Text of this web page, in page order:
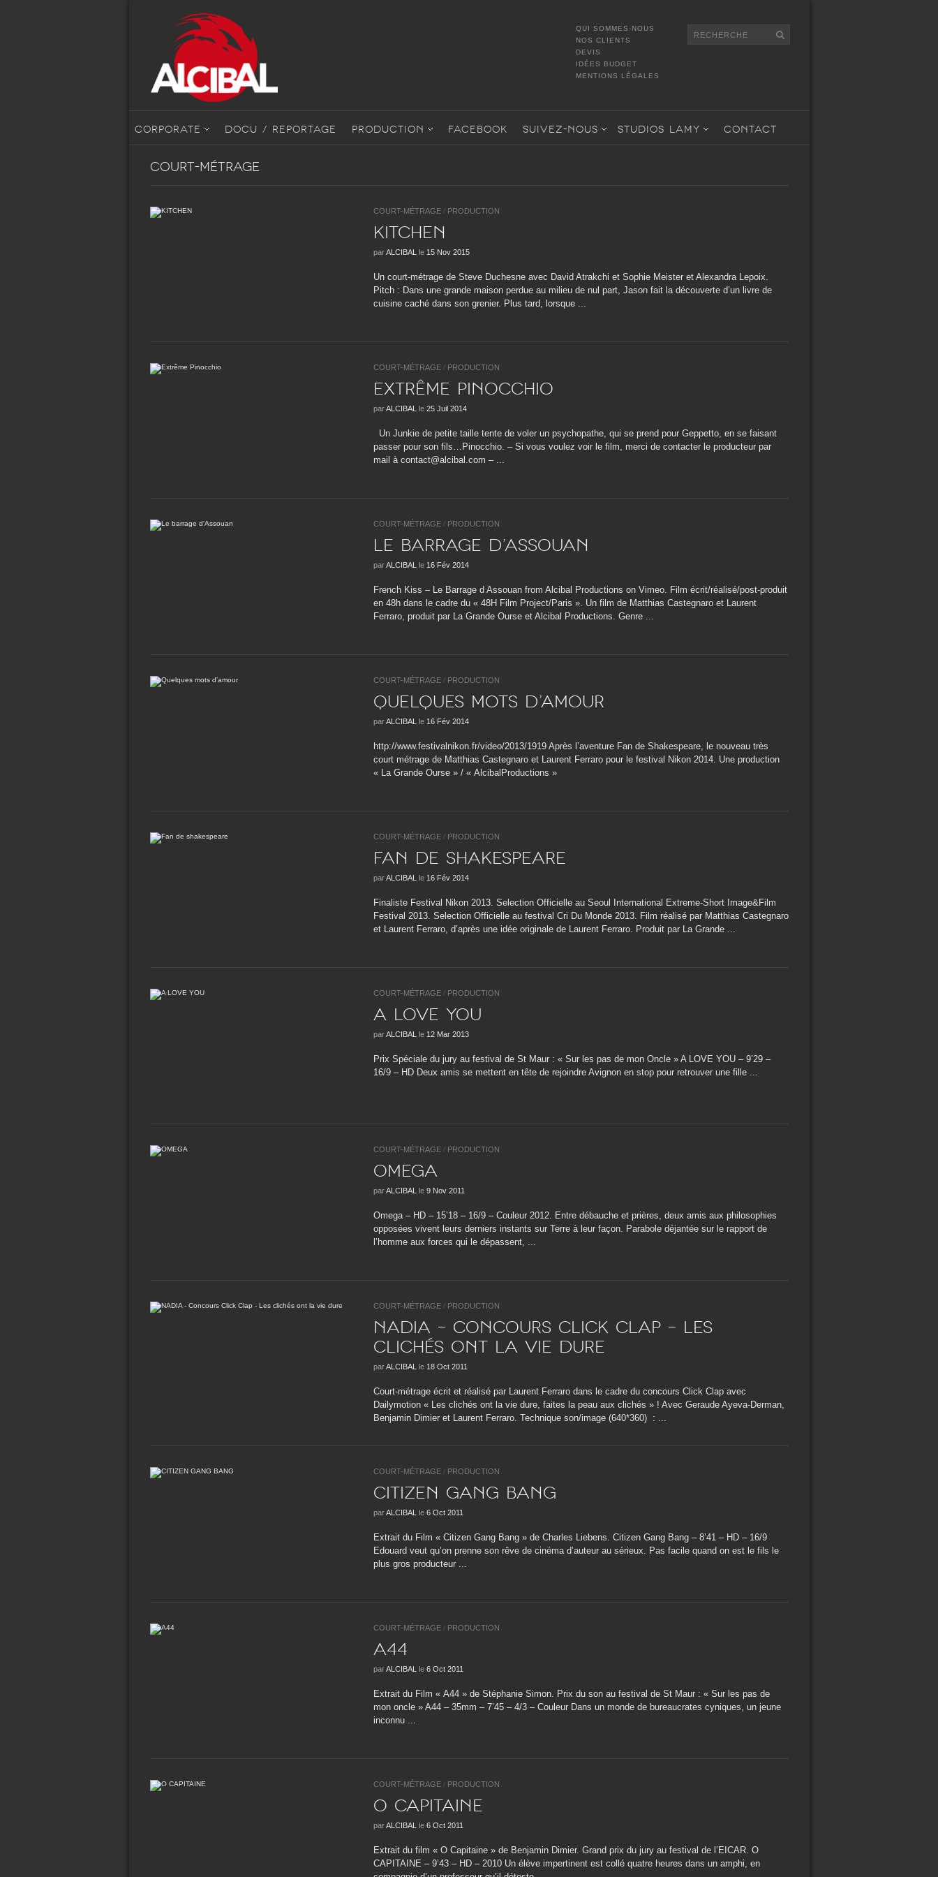
QUI SOMMES-NOUS
NOS CLIENTS
DEVIS
IDÉES BUDGET
MENTIONS LÉGALES
CORPORATE DOCU / REPORTAGE PRODUCTION FACEBOOK SUIVEZ-NOUS STUDIOS LAMY CONTACT
COURT-MÉTRAGE
COURT-MÉTRAGE/ PRODUCTION
KITCHEN
parALCIBAL le 15 Nov 2015
Un court-métrage de Steve Duchesne avec David Atrakchi et Sophie Meister et Alexandra Lepoix.
Pitch : Dans une grande maison perdue au milieu de nul part, Jason fait la découverte d’un livre de
cuisine caché dans son grenier. Plus tard, lorsque ...
COURT-MÉTRAGE/ PRODUCTION
Extrême Pinocchio
parALCIBAL le 25 Juil 2014
Un Junkie de petite taille tente de voler un psychopathe, qui se prend pour Geppetto, en se faisant
passer pour son fils…Pinocchio. – Si vous voulez voir le film, merci de contacter le producteur par
mail à contact@alcibal.com – ...
COURT-MÉTRAGE/ PRODUCTION
Le barrage d’Assouan
parALCIBAL le 16 Fév 2014
French Kiss – Le Barrage d Assouan from Alcibal Productions on Vimeo. Film écrit/réalisé/post-produit
en 48h dans le cadre du « 48H Film Project/Paris ». Un film de Matthias Castegnaro et Laurent
Ferraro, produit par La Grande Ourse et Alcibal Productions. Genre ...
COURT-MÉTRAGE/ PRODUCTION
Quelques mots d’amour
parALCIBAL le 16 Fév 2014
http://www.festivalnikon.fr/video/2013/1919 Après l’aventure Fan de Shakespeare, le nouveau très
court métrage de Matthias Castegnaro et Laurent Ferraro pour le festival Nikon 2014. Une production
« La Grande Ourse » / « AlcibalProductions »
COURT-MÉTRAGE/ PRODUCTION
Fan de shakespeare
parALCIBAL le 16 Fév 2014
Finaliste Festival Nikon 2013. Selection Officielle au Seoul International Extreme-Short Image&Film
Festival 2013. Selection Officielle au festival Cri Du Monde 2013. Film réalisé par Matthias Castegnaro
et Laurent Ferraro, d’après une idée originale de Laurent Ferraro. Produit par La Grande ...
COURT-MÉTRAGE/ PRODUCTION
A LOVE YOU
parALCIBAL le 12 Mar 2013
Prix Spéciale du jury au festival de St Maur : « Sur les pas de mon Oncle » A LOVE YOU – 9’29 –
16/9 – HD Deux amis se mettent en tête de rejoindre Avignon en stop pour retrouver une fille ...
COURT-MÉTRAGE/ PRODUCTION
OMEGA
parALCIBAL le 9 Nov 2011
Omega – HD – 15’18 – 16/9 – Couleur 2012. Entre débauche et prières, deux amis aux philosophies
opposées vivent leurs derniers instants sur Terre à leur façon. Parabole déjantée sur le rapport de
l’homme aux forces qui le dépassent, ...
COURT-MÉTRAGE/ PRODUCTION
NADIA – Concours Click Clap – Les
clichés ont la vie dure
parALCIBAL le 18 Oct 2011
Court-métrage écrit et réalisé par Laurent Ferraro dans le cadre du concours Click Clap avec
Dailymotion « Les clichés ont la vie dure, faites la peau aux clichés » ! Avec Geraude Ayeva-Derman,
Benjamin Dimier et Laurent Ferraro. Technique son/image (640*360) : ...
COURT-MÉTRAGE/ PRODUCTION
CITIZEN GANG BANG
parALCIBAL le 6 Oct 2011
Extrait du Film « Citizen Gang Bang » de Charles Liebens. Citizen Gang Bang – 8’41 – HD – 16/9
Edouard veut qu’on prenne son rêve de cinéma d’auteur au sérieux. Pas facile quand on est le fils le
plus gros producteur ...
COURT-MÉTRAGE/ PRODUCTION
A44
parALCIBAL le 6 Oct 2011
Extrait du Film « A44 » de Stéphanie Simon. Prix du son au festival de St Maur : « Sur les pas de
mon oncle » A44 – 35mm – 7’45 – 4/3 – Couleur Dans un monde de bureaucrates cyniques, un jeune
inconnu ...
COURT-MÉTRAGE/ PRODUCTION
O CAPITAINE
parALCIBAL le 6 Oct 2011
Extrait du film « O Capitaine » de Benjamin Dimier. Grand prix du jury au festival de l’EICAR. O
CAPITAINE – 9’43 – HD – 2010 Un élève impertinent est collé quatre heures dans un amphi, en